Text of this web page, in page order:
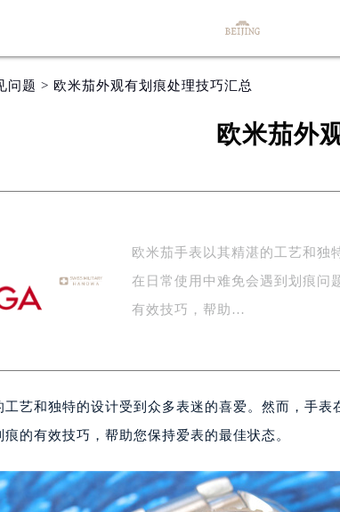
问题 > 欧米茄外观有划痕处理技巧汇总
欧米茄外
欧米茄手表以其精湛的工艺和独
在日常使用中难免会遇到划痕问
有效技巧，帮助…
工艺和独特的设计受到众多表迷的喜爱。然而，手
的有效技巧，帮助您保持爱表的最佳状态。